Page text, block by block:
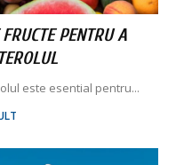
PENTRU A
este esential pentru...